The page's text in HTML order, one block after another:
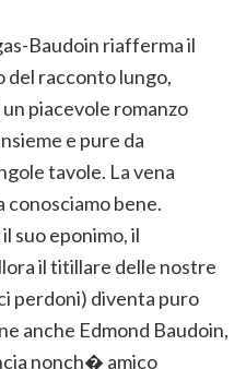
Baudoin riafferma il
del racconto lungo,
piacevole romanzo
e pure da
tavole. La vena
conosciamo bene.
suo eponimo, il
il titillare delle nostre
perdoni) diventa puro
anche Edmond Baudoin,
nonch� amico